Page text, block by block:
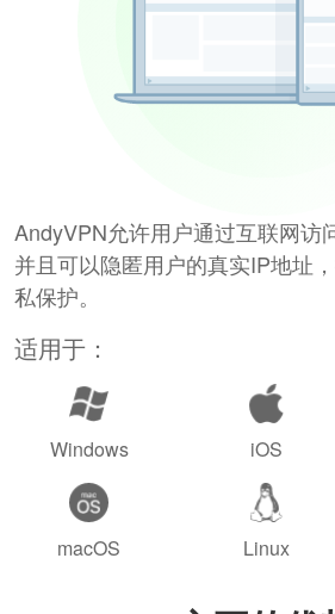
AndyVPN允许用户通过互联网访
并且可以隐匿用户的真实IP地址
私保护。
适用于：
Windows iOS
macOS Linux